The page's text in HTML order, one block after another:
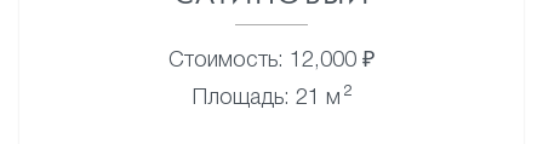
Стоимость: 12,000 ₽
Площадь: 21 м 2